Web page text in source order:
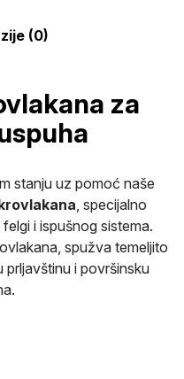
(0)
za
stanju uz pomoć naše
, specijalno
i ispušnog sistema.
spužva temeljito
prljavštinu i površinsku